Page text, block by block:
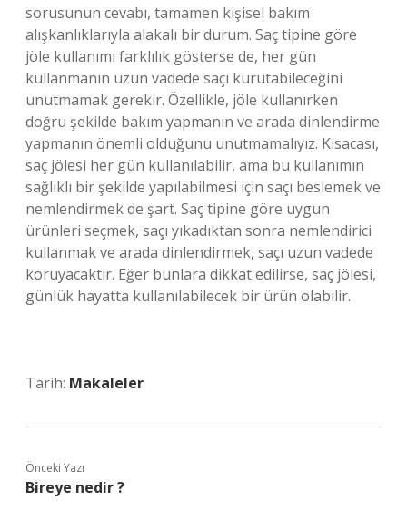
sorusunun cevabı, tamamen kişisel bakım
alışkanlıklarıyla alakalı bir durum. Saç tipine göre
jöle kullanımı farklılık gösterse de, her gün
kullanmanın uzun vadede saçı kurutabileceğini
unutmamak gerekir. Özellikle, jöle kullanırken
doğru şekilde bakım yapmanın ve arada dinlendirme
yapmanın önemli olduğunu unutmamalıyız. Kısacası,
saç jölesi her gün kullanılabilir, ama bu kullanımın
sağlıklı bir şekilde yapılabilmesi için saçı beslemek ve
nemlendirmek de şart. Saç tipine göre uygun
ürünleri seçmek, saçı yıkadıktan sonra nemlendirici
kullanmak ve arada dinlendirmek, saçı uzun vadede
koruyacaktır. Eğer bunlara dikkat edilirse, saç jölesi,
günlük hayatta kullanılabilecek bir ürün olabilir.
Tarih: Makaleler
Önceki Yazı
Bireye nedir ?